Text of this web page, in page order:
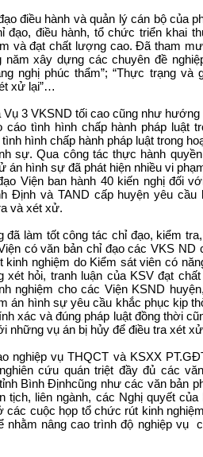
điều hành và quản lý cán bộ của
đạo, điều hành, tổ chức triển khai
và đạt chất lượng cao. Đã tham
năm xây dựng các chuyên đề
nghị phúc thẩm”; “Thực trạng và
xử lại”…
3 VKSND tối cao cũng như
cáo tình hình chấp hành pháp luật
hình chấp hành pháp luật trong
sự. Qua công tác thực hành
án hình sự đã phát hiện nhiều vi
Viện ban hành 40 kiến nghị đối
Định và TAND cấp huyện yêu
và xét xử.
đã làm tốt công tác chỉ đạo, kiểm
có văn bản chỉ đạo các VKS ND
kinh nghiệm do Kiểm sát viên có
xét hỏi, tranh luận của KSV đạt
nghiệm cho các Viện KSND
án hình sự yêu cầu khắc phục kịp
xác và đúng pháp luật đồng thời
những vụ án bị hủy để điều tra xét
nghiệp vụ THQCT và KSXX
cứu quán triệt đầy đủ các
Bình Địnhcũng như các văn bản
tịch, liên ngành, các Nghị quyết
cuộc họp tổ chức rút kinh
nhằm nâng cao trình độ nghiệp vụ